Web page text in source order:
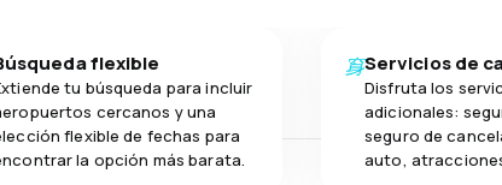
flexible
tu búsqueda para incluir
cercanos y una
flexible de fechas para
la opción más barata.
Servicios de
Disfruta los
adicionales:
seguro de
auto,